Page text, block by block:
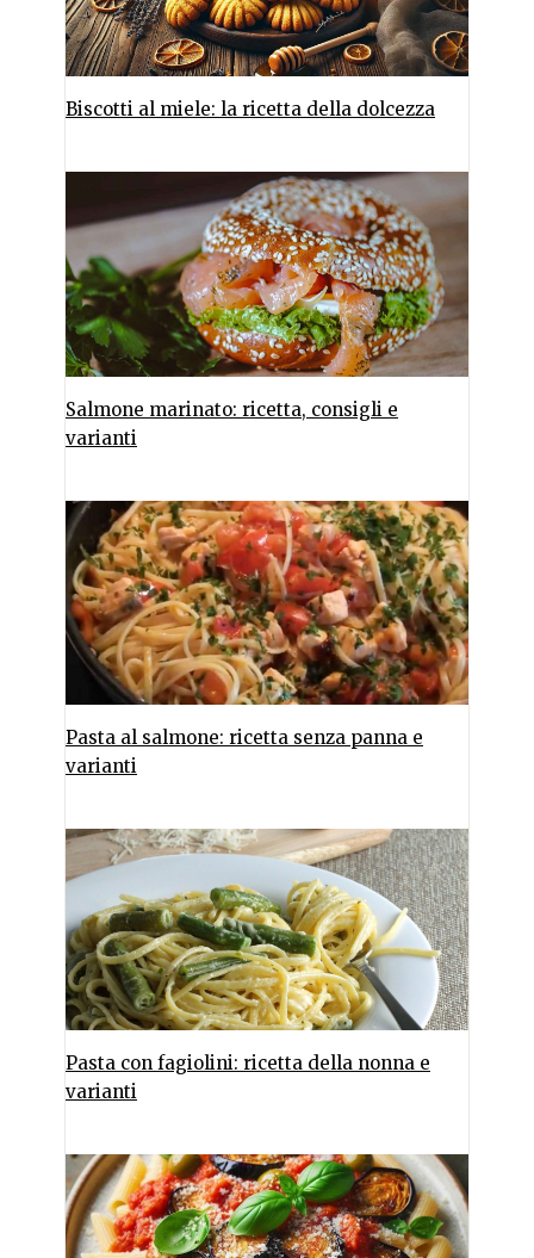
Biscotti al miele: la ricetta della dolcezza
Salmone marinato: ricetta, consigli e
varianti
Pasta al salmone: ricetta senza panna e
varianti
Pasta con fagiolini: ricetta della nonna e
varianti